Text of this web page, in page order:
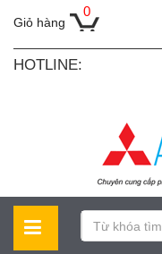
Giỏ hàng
0
HOTLINE: